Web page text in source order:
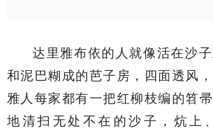
达里雅布依的人就像活在沙
和泥巴糊成的芭子房，四面透风
雅人每家都有一把红柳枝编的笤
地清扫无处不在的沙子，炕上